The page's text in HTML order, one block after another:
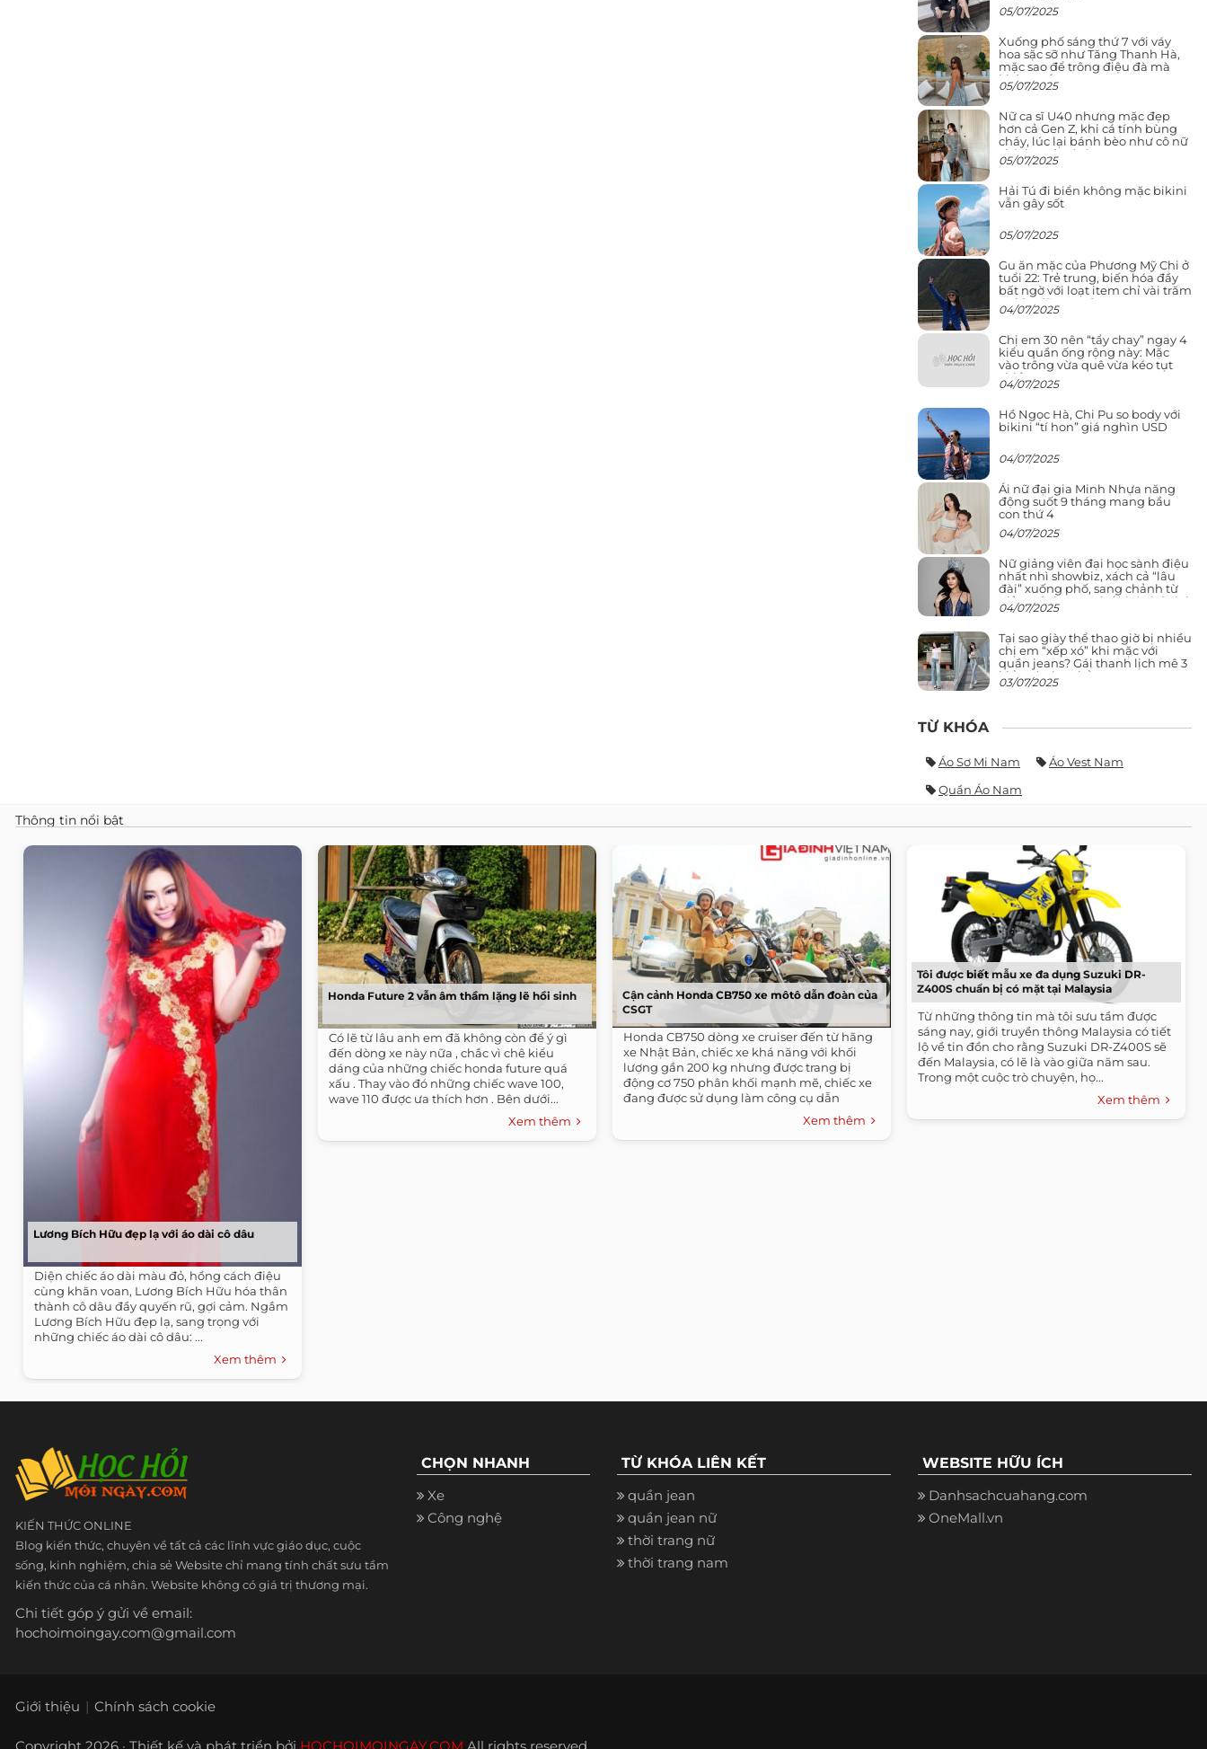
05/07/2025
Xuống phố sáng thứ 7 với váy
hoa sặc sỡ như Tăng Thanh Hà,
mặc sao để trông điệu đà mà
không sến
05/07/2025
Nữ ca sĩ U40 nhưng mặc đẹp
hơn cả Gen Z, khi cá tính bùng
cháy, lúc lại bánh bèo như cô nữ
chính ngôn tình
05/07/2025
Hải Tú đi biển không mặc bikini
vẫn gây sốt
05/07/2025
Gu ăn mặc của Phương Mỹ Chi ở
tuổi 22: Trẻ trung, biến hóa đầy
bất ngờ với loạt item chỉ vài trăm
nghìn đã mua được
04/07/2025
Chị em 30 nên “tẩy chay” ngay 4
kiểu quần ống rộng này: Mặc
vào trông vừa quê vừa kéo tụt
chiều cao
04/07/2025
Hồ Ngọc Hà, Chi Pu so body với
bikini “tí hon” giá nghìn USD
04/07/2025
Ái nữ đại gia Minh Nhựa năng
động suốt 9 tháng mang bầu
con thứ 4
04/07/2025
Nữ giảng viên đại học sành điệu
nhất nhì showbiz, xách cả “lâu
đài” xuống phố, sang chảnh từ
giảng đường ra phố khó ai đọ lại
04/07/2025
Tại sao giày thể thao giờ bị nhiều
chị em “xếp xó” khi mặc với
quần jeans? Gái thanh lịch mê 3
kiểu này hơn hẳn
03/07/2025
TỪ KHÓA
Áo Sơ Mi Nam
Áo Vest Nam
Quần Áo Nam
Thông tin nổi bật
Lương Bích Hữu đẹp lạ với áo dài cô dâu
Diện chiếc áo dài màu đỏ, hồng cách điệu
cùng khăn voan, Lương Bích Hữu hóa thân
thành cô dâu đầy quyến rũ, gợi cảm. Ngắm
Lương Bích Hữu đẹp lạ, sang trọng với
những chiếc áo dài cô dâu: ...
Xem thêm
Honda Future 2 vẫn âm thầm lặng lẽ hồi sinh
Có lẽ từ lâu anh em đã không còn để ý gì
đến dòng xe này nữa , chắc vì chê kiểu
dáng của những chiếc honda future quá
xấu . Thay vào đó những chiếc wave 100,
wave 110 được ưa thích hơn . Bên dưới...
Xem thêm
Cận cảnh Honda CB750 xe môtô dẫn đoàn của
CSGT
Honda CB750 dòng xe cruiser đến từ hãng
xe Nhật Bản, chiếc xe khá năng với khối
lượng gần 200 kg nhưng được trang bị
động cơ 750 phân khối mạnh mẽ, chiếc xe
đang được sử dụng làm công cụ dẫn
Xem thêm
Tôi được biết mẫu xe đa dụng Suzuki DR-
Z400S chuẩn bị có mặt tại Malaysia
Từ những thông tin mà tôi sưu tầm được
sáng nay, giới truyền thông Malaysia có tiết
lộ về tin đồn cho rằng Suzuki DR-Z400S sẽ
đến Malaysia, có lẽ là vào giữa năm sau.
Trong một cuộc trò chuyện, họ...
Xem thêm
KIẾN THỨC ONLINE
Blog kiến thức, chuyên về tất cả các lĩnh vực giáo dục, cuộc
sống, kinh nghiệm, chia sẻ Website chỉ mang tính chất sưu tầm
kiến thức của cá nhân. Website không có giá trị thương mại.
Chi tiết góp ý gửi về email:
hochoimoingay.com@gmail.com
CHỌN NHANH
Xe
Công nghệ
TỪ KHÓA LIÊN KẾT
quần jean
quần jean nữ
thời trang nữ
thời trang nam
WEBSITE HỮU ÍCH
Danhsachcuahang.com
OneMall.vn
Giới thiệu Chính sách cookie
Copyright 2026 · Thiết kế và phát triển bởi HOCHOIMOINGAY.COM All rights reserved